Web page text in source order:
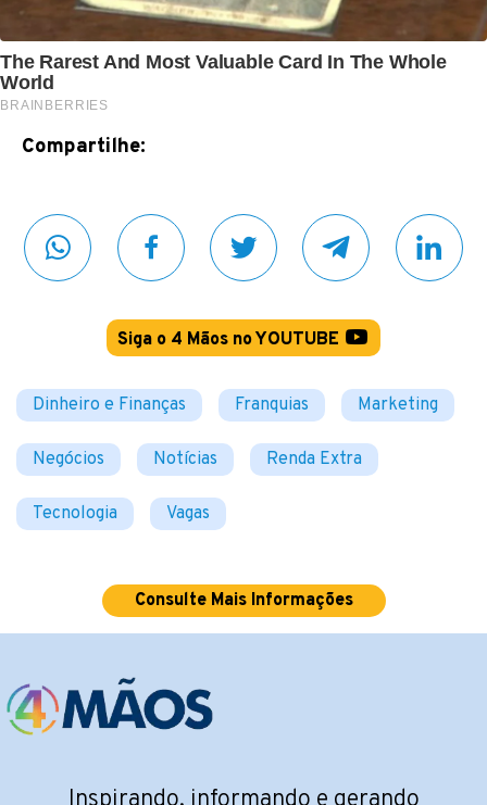
Compartilhe:
Siga o 4 Mãos no YOUTUBE
Dinheiro e Finanças Franquias Marketing
Negócios Notícias Renda Extra
Tecnologia Vagas
Consulte Mais Informações